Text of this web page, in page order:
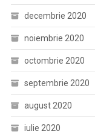
decembrie 2020
noiembrie 2020
octombrie 2020
septembrie 2020
august 2020
iulie 2020